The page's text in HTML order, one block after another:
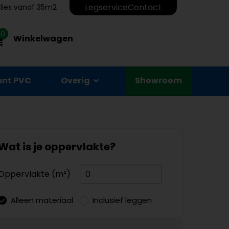
vanaf 35m2 LegserviceContact
0 Winkelwagen
PVC Overig Showroom
is je oppervlakte?
(m²)
Alleen materiaal Inclusief leggen